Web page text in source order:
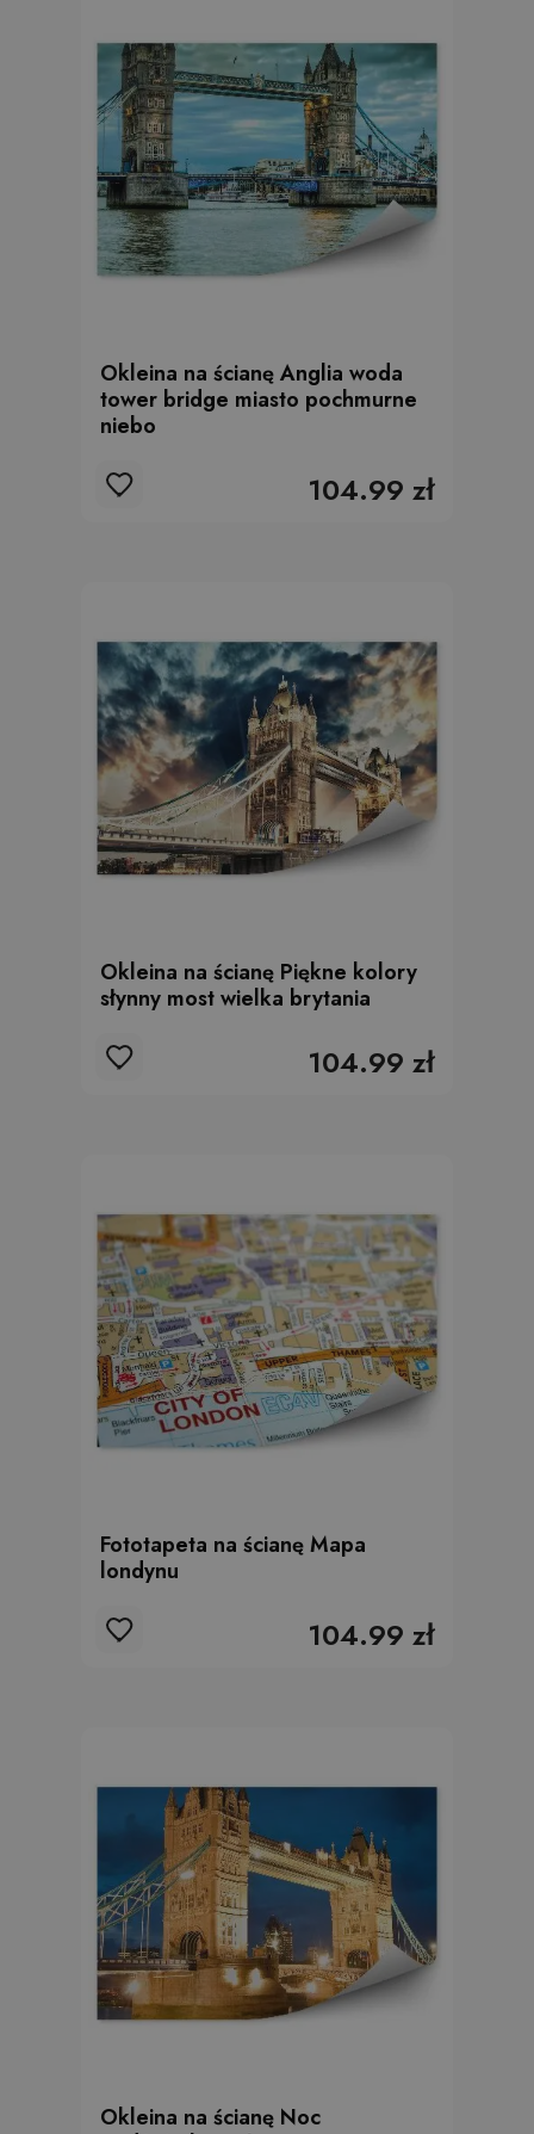
Okleina na ścianę Anglia woda
tower bridge miasto pochmurne
niebo
104.99 zł
Okleina na ścianę Piękne kolory
słynny most wielka brytania
104.99 zł
Fototapeta na ścianę Mapa
londynu
104.99 zł
Okleina na ścianę Noc